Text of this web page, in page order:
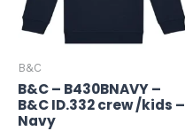
B&C
B&C – B430BNAVY –
B&C ID.332 crew /kids –
Navy